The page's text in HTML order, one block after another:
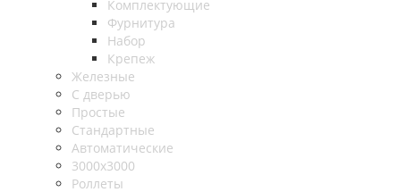
Комплектующие
Фурнитура
Набор
Крепеж
Железные
С дверью
Простые
Стандартные
Автоматические
3000х3000
Роллеты